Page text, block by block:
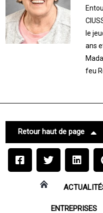
le
ans
feu
Retour haut de page
ENTREPRISES